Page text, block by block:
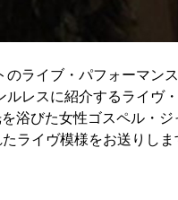
ライブ・パフォーマン
レスに紹介するライヴ
びた女性ゴスペル・ジ
ライヴ模様をお送りしま